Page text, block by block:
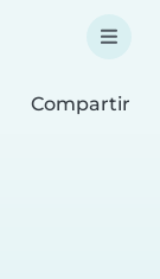
Compartir